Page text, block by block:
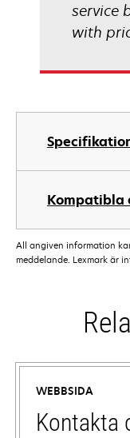
Kompatibla
service
with
All angiven information
meddelande. Lexmark är
WEBBSIDA
Kontakta